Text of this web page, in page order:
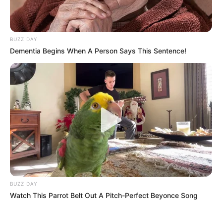
BUZZ DAY
Dementia Begins When A Person Says This Sentence!
BUZZ DAY
Watch This Parrot Belt Out A Pitch-Perfect Beyonce Song